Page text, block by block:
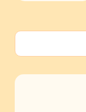
Rechercher :